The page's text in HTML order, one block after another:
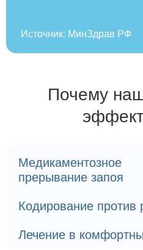
Источник: МинЗдрав РФ
Почему
Медикаментозное
прерывание запоя
очищает организм и
Кодирование против
помогает избавиться от
Лечение в